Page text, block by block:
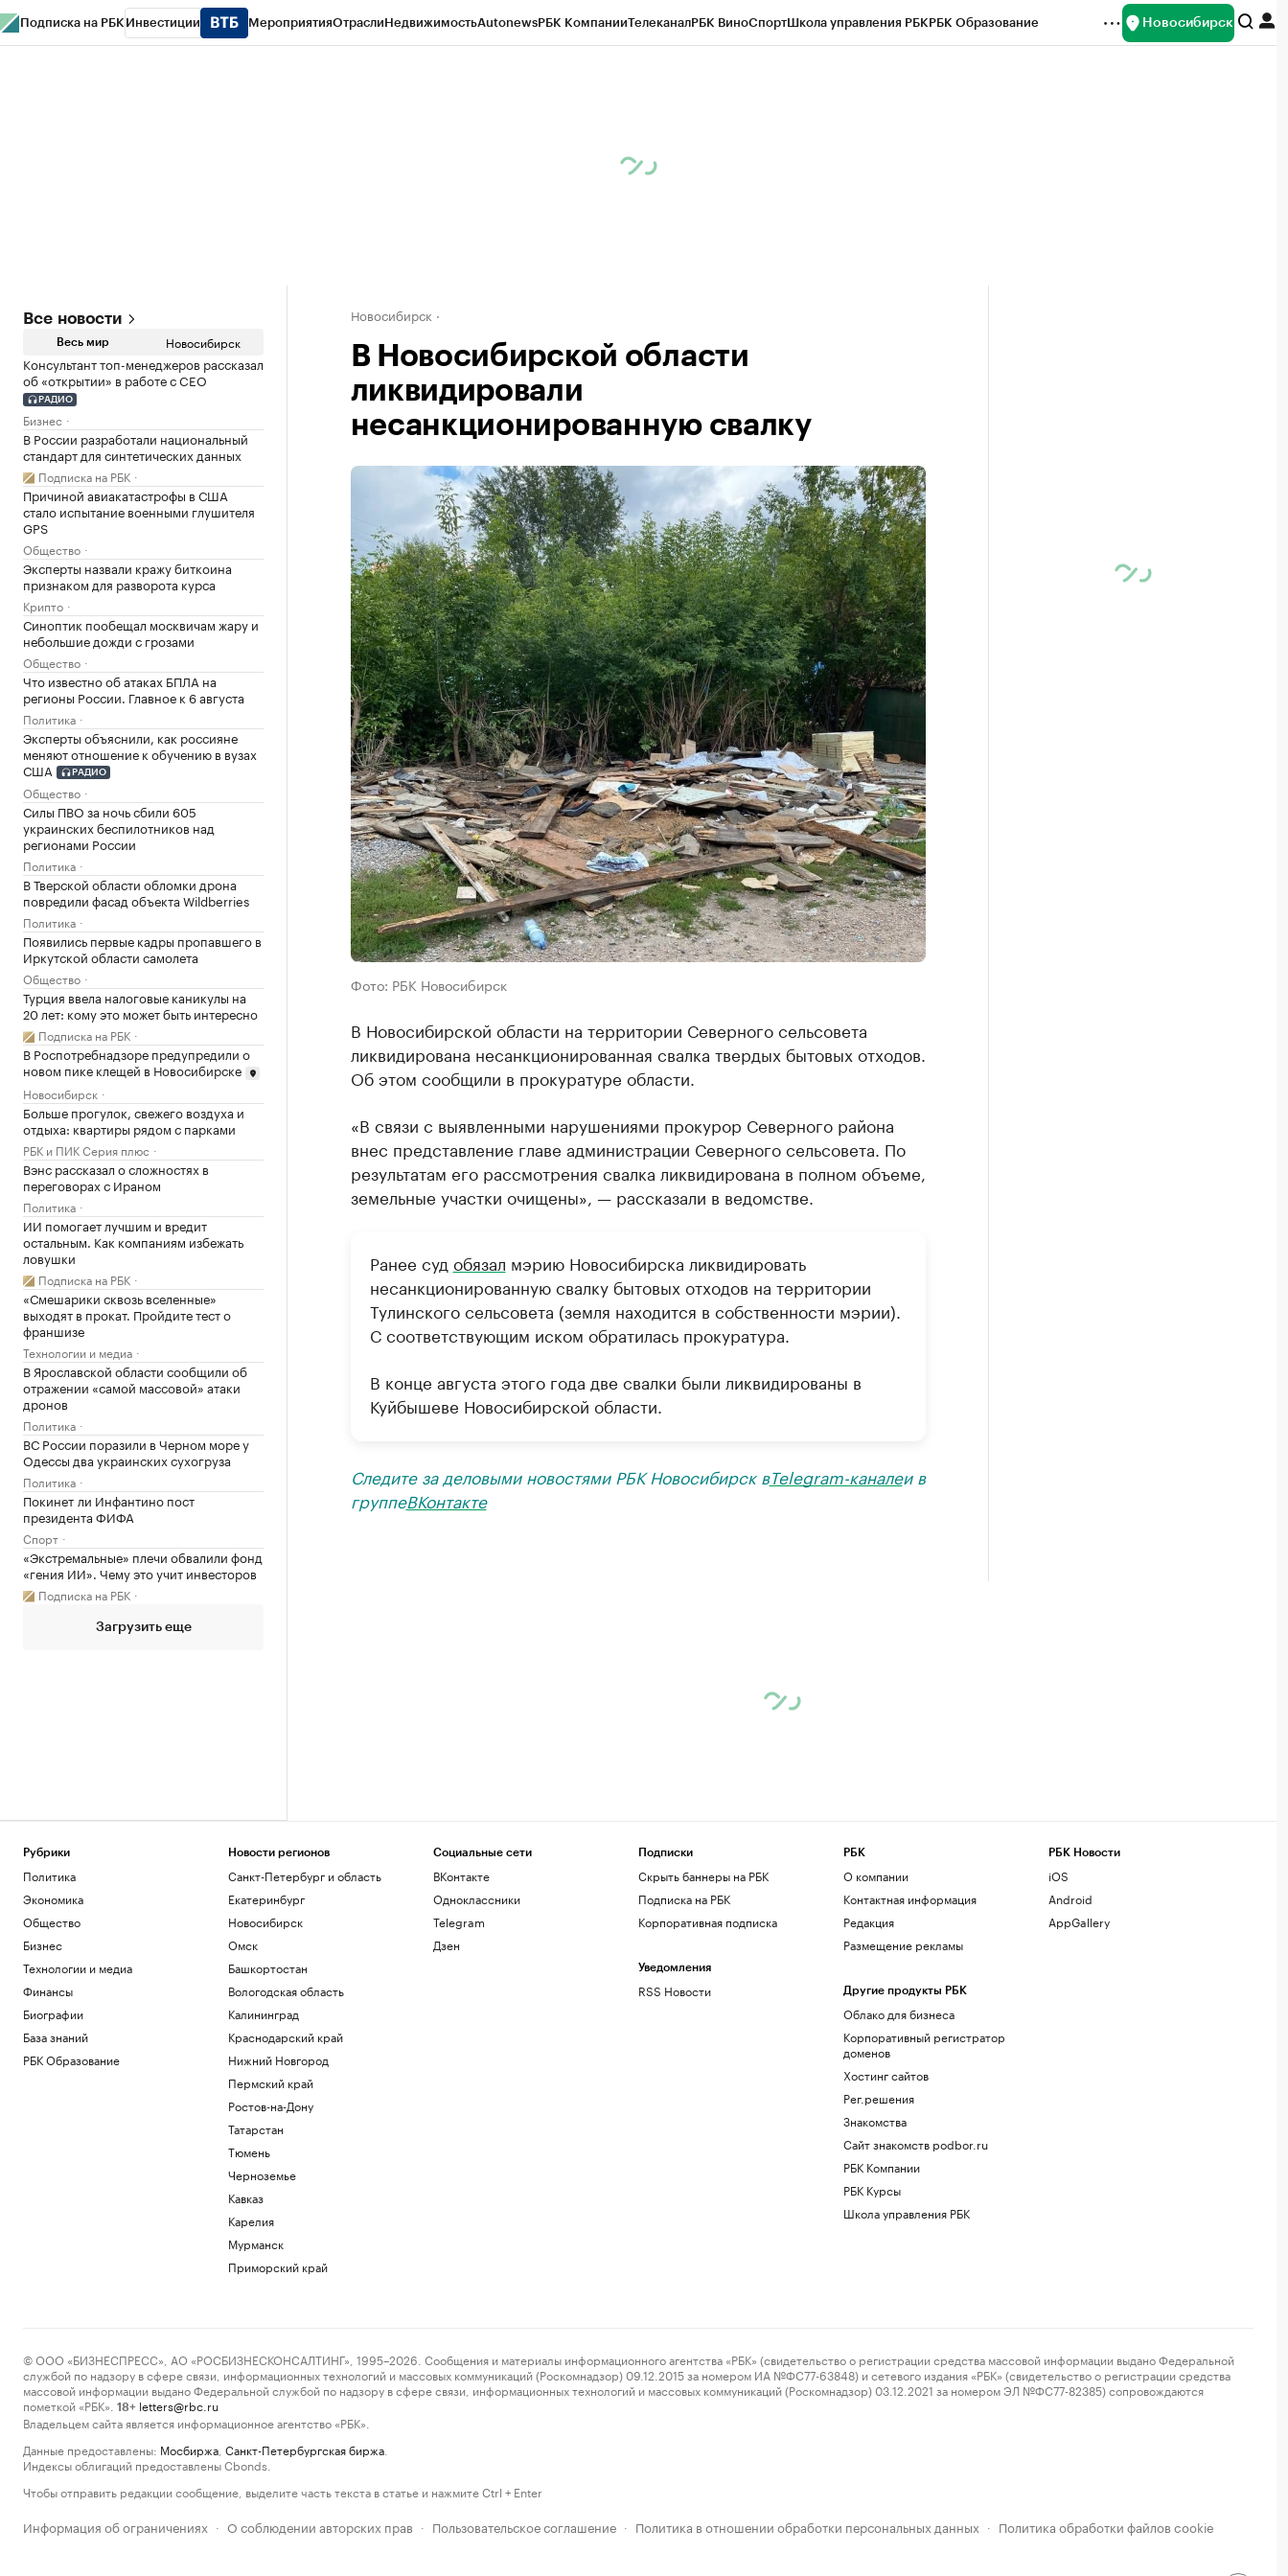
Подписка на РБК Инвестиции МероприятияОтраслиНедвижимостьAutonewsРБК КомпанииТелеканалРБК ВиноСпортШкола управления РБКРБК Образование Новосибирск
Все новости
Весь мир Новосибирск
Консультант топ-менеджеров рассказал
об «открытии» в работе с CEO
РАДИО
Бизнес
В России разработали национальный
стандарт для синтетических данных
Подписка на РБК
Причиной авиакатастрофы в США
стало испытание военными глушителя
GPS
Общество
Эксперты назвали кражу биткоина
признаком для разворота курса
Крипто
Синоптик пообещал москвичам жару и
небольшие дожди с грозами
Общество
Что известно об атаках БПЛА на
регионы России. Главное к 6 августа
Политика
Эксперты объяснили, как россияне
меняют отношение к обучению в вузах
США
РАДИО
Общество
Силы ПВО за ночь сбили 605
украинских беспилотников над
регионами России
Политика
В Тверской области обломки дрона
повредили фасад объекта Wildberries
Политика
Появились первые кадры пропавшего в
Иркутской области самолета
Общество
Турция ввела налоговые каникулы на
20 лет: кому это может быть интересно
Подписка на РБК
В Роспотребнадзоре предупредили о
новом пике клещей в Новосибирске
Новосибирск
Больше прогулок, свежего воздуха и
отдыха: квартиры рядом с парками
РБК и ПИК Серия плюс
Вэнс рассказал о сложностях в
переговорах с Ираном
Политика
ИИ помогает лучшим и вредит
остальным. Как компаниям избежать
ловушки
Подписка на РБК
«Смешарики сквозь вселенные»
выходят в прокат. Пройдите тест о
франшизе
Технологии и медиа
В Ярославской области сообщили об
отражении «самой массовой» атаки
дронов
Политика
ВС России поразили в Черном море у
Одессы два украинских сухогруза
Политика
Покинет ли Инфантино пост
президента ФИФА
Спорт
«Экстремальные» плечи обвалили фонд
«гения ИИ». Чему это учит инвесторов
Подписка на РБК
Загрузить еще
Новосибирск
В Новосибирской области
ликвидировали
несанкционированную свалку
Фото: РБК Новосибирск
В Новосибирской области на территории Северного сельсовета
ликвидирована несанкционированная свалка твердых бытовых отходов.
Об этом сообщили в прокуратуре области.
«В связи с выявленными нарушениями прокурор Северного района
внес представление главе администрации Северного сельсовета. По
результатам его рассмотрения свалка ликвидирована в полном объеме,
земельные участки очищены», — рассказали в ведомстве.
Ранее суд обязал мэрию Новосибирска ликвидировать
несанкционированную свалку бытовых отходов на территории
Тулинского сельсовета (земля находится в собственности мэрии).
С соответствующим иском обратилась прокуратура.
В конце августа этого года две свалки были ликвидированы в
Куйбышеве Новосибирской области.
Следите за деловыми новостями РБК Новосибирск вTelegram-каналеи в
группеВКонтакте
Рубрики
Политика
Экономика
Общество
Бизнес
Технологии и медиа
Финансы
Биографии
База знаний
РБК Образование
Новости регионов
Санкт-Петербург и область
Екатеринбург
Новосибирск
Омск
Башкортостан
Вологодская область
Калининград
Краснодарский край
Нижний Новгород
Пермский край
Ростов-на-Дону
Татарстан
Тюмень
Черноземье
Кавказ
Карелия
Мурманск
Приморский край
Социальные сети
ВКонтакте
Одноклассники
Telegram
Дзен
Подписки
Скрыть баннеры на РБК
Подписка на РБК
Корпоративная подписка
Уведомления
RSS Новости
РБК
О компании
Контактная информация
Редакция
Размещение рекламы
Другие продукты РБК
Облако для бизнеса
Корпоративный регистратор
доменов
Хостинг сайтов
Рег.решения
Знакомства
Сайт знакомств podbor.ru
РБК Компании
РБК Курсы
Школа управления РБК
РБК Новости
iOS
Android
AppGallery
© ООО «БИЗНЕСПРЕСС», АО «РОСБИЗНЕСКОНСАЛТИНГ», 1995–2026. Сообщения и материалы информационного агентства «РБК» (свидетельство о регистрации средства массовой информации выдано Федеральной
службой по надзору в сфере связи, информационных технологий и массовых коммуникаций (Роскомнадзор) 09.12.2015 за номером ИА №ФС77-63848) и сетевого издания «РБК» (свидетельство о регистрации средства
массовой информации выдано Федеральной службой по надзору в сфере связи, информационных технологий и массовых коммуникаций (Роскомнадзор) 03.12.2021 за номером ЭЛ №ФС77-82385) сопровождаются
пометкой «РБК».
18+ letters@rbc.ru
Владельцем сайта является информационное агентство «РБК».
Данные предоставлены: Мосбиржа Санкт-Петербургская биржа
Индексы облигаций предоставлены Cbonds.
Чтобы отправить редакции сообщение, выделите часть текста в статье и нажмите Ctrl + Enter
Информация об ограничениях · О соблюдении авторских прав · Пользовательское соглашение · Политика в отношении обработки персональных данных · Политика обработки файлов cookie